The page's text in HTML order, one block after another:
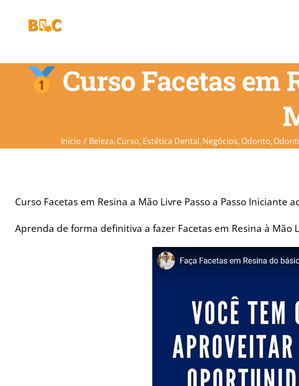
Curso Facetas em
Início Beleza Curso Estética Dental Negócios Odonto
Curso Facetas em Resina a Mão Livre Passo a Passo Iniciante
Aprenda de forma definitiva a fazer Facetas em Resina à Mão